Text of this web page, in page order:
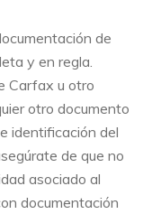
de
y en regla.
Carfax u otro
otro documento
identificación del
de que no
asociado al
documentación